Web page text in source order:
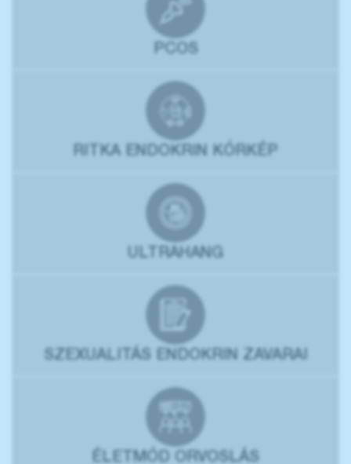
PCOS
RITKA ENDOKRIN KÓRKÉP
ULTRAHANG
SZEXUALITÁS ENDOKRIN ZAVARAI
ÉLETMÓD ORVOSLÁS